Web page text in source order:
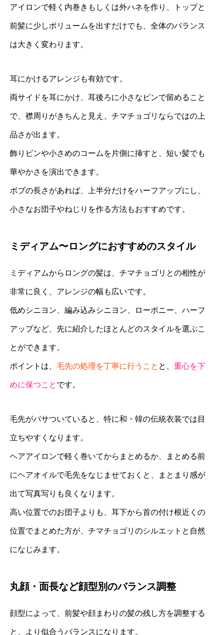
アイロンで軽く内巻きもしくは外ハネを作り、トップと
前髪に少しボリュームを出すだけでも、全体のバランス
は大きく変わります。
耳にかけるアレンジも有効です。
両サイドを耳にかけ、耳後ろに小さなピンで留めること
で、襟周りがきちんと見え、チマチョゴリならではの上
品さが出ます。
飾りピンや小さめのコームを片側に挿すと、短い髪でも
華やかさを演出できます。
ボブの長さがあれば、上半分だけをハーフアップにし、
小さなお団子やねじりを作る方法もおすすめです。
ミディアム〜ロングにおすすめのスタイル
ミディアムからロングの髪は、チマチョゴリとの相性が
非常に良く、アレンジの幅も広いです。
低めシニヨン、編み込みシニヨン、ローポニー、ハーフ
アップなど、先に紹介したほとんどのスタイルを選ぶこ
とができます。
ポイントは、 毛先の処理を丁寧に行うこと と、 重心を下
めに保つこと です。
毛先がパサついていると、特に和・韓の伝統衣装では目
立ちやすくなります。
ヘアアイロンで軽く巻いてからまとめるか、まとめる前
にヘアオイルで毛先をなじませておくと、まとまり感が
出て写真写りも良くなります。
高い位置でのお団子よりも、耳下から首の付け根近くの
位置でまとめた方が、チマチョゴリのシルエットと自然
になじみます。
丸顔・面長など顔型別のバランス調整
顔型によって、前髪や顔まわりの髪の残し方を調整する
と、より似合うバランスになります。